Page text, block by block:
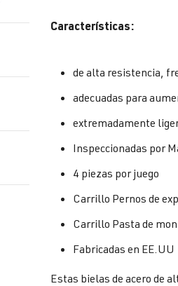
Características:
de alta resistencia,
adecuadas para
extremadamente
Inspeccionadas por
4 piezas por juego
Carrillo Pernos de
Carrillo Pasta de
Fabricadas en EE.UU
Estas bielas de acero de